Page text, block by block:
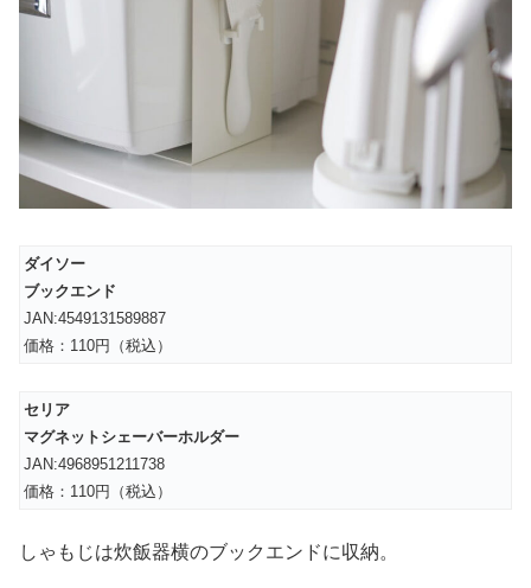
ダイソー
ブックエンド
JAN:4549131589887
価格：110円（税込）
セリア
マグネットシェーバーホルダー
JAN:4968951211738
価格：110円（税込）
しゃもじは炊飯器横のブックエンドに収納。